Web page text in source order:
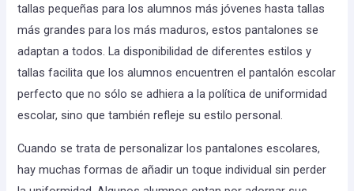
tallas pequeñas para los alumnos más jóvenes hasta tallas
más grandes para los más maduros, estos pantalones se
adaptan a todos. La disponibilidad de diferentes estilos y
tallas facilita que los alumnos encuentren el pantalón escolar
perfecto que no sólo se adhiera a la política de uniformidad
escolar, sino que también refleje su estilo personal.
Cuando se trata de personalizar los pantalones escolares,
hay muchas formas de añadir un toque individual sin perder